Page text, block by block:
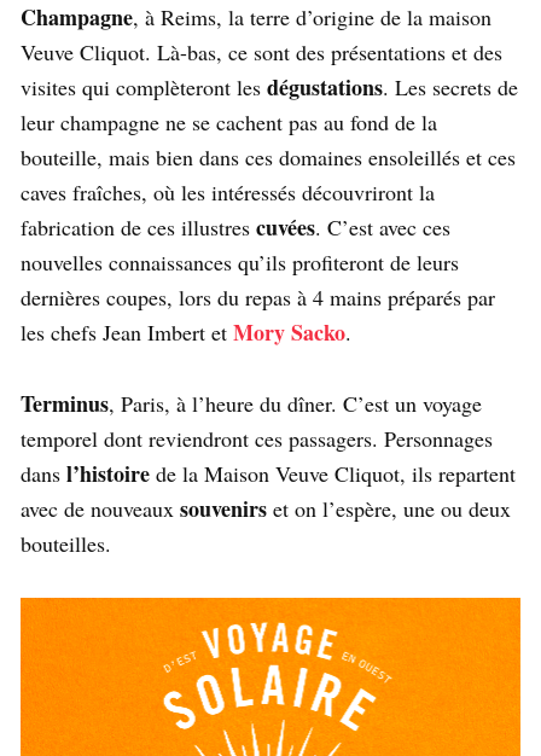
Champagne, à Reims, la terre d’origine de la maison
Veuve Cliquot. Là-bas, ce sont des présentations et des
visites qui complèteront les dégustations. Les secrets de
leur champagne ne se cachent pas au fond de la
bouteille, mais bien dans ces domaines ensoleillés et ces
caves fraîches, où les intéressés découvriront la
fabrication de ces illustres cuvées. C’est avec ces
nouvelles connaissances qu’ils profiteront de leurs
dernières coupes, lors du repas à 4 mains préparés par
les chefs Jean Imbert et Mory Sacko.
Terminus, Paris, à l’heure du dîner. C’est un voyage
temporel dont reviendront ces passagers. Personnages
dans l’histoire de la Maison Veuve Cliquot, ils repartent
avec de nouveaux souvenirs et on l’espère, une ou deux
bouteilles.